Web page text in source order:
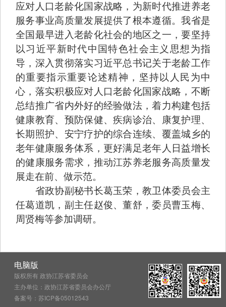
应对人口老龄化国家战略，为新时代推进养老
服务事业高质量发展提供了根本遵循。我省是
全国最早进入老龄化社会的地区之一，要坚持
以习近平新时代中国特色社会主义思想为指
导，深入贯彻落实习近平总书记关于老龄工作
的重要指示重要论述精神，坚持以人民为中
心，落实积极应对人口老龄化国家战略，不断
总结推广省内外好的经验做法，着力构建包括
健康教育、预防保健、疾病诊治、康复护理、
长期照护、安宁疗护的综合连续、覆盖城乡的
老年健康服务体系，更好满足老年人日益增长
的健康服务需求，推动江苏养老服务高质量发
展走在前、做示范。
省政协副秘书长葛玉荣，教卫体委员会主
任葛道凯，副主任赵俊、董舒，委员曹玉梅、
周贤梅等参加调研。
电脑版
版权所有 政协江苏省委员会
主办单位：政协江苏省委员会办公厅
备案号：苏ICP备05012543